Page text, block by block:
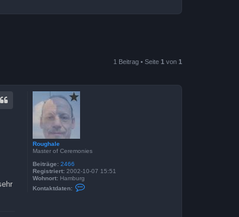
1 Beitrag • Seite 1 von 1
Roughale
Master of Ceremonies
Beiträge: 2466
Registriert: 2002-10-07 15:51
Wohnort: Hamburg
Kontaktdaten: